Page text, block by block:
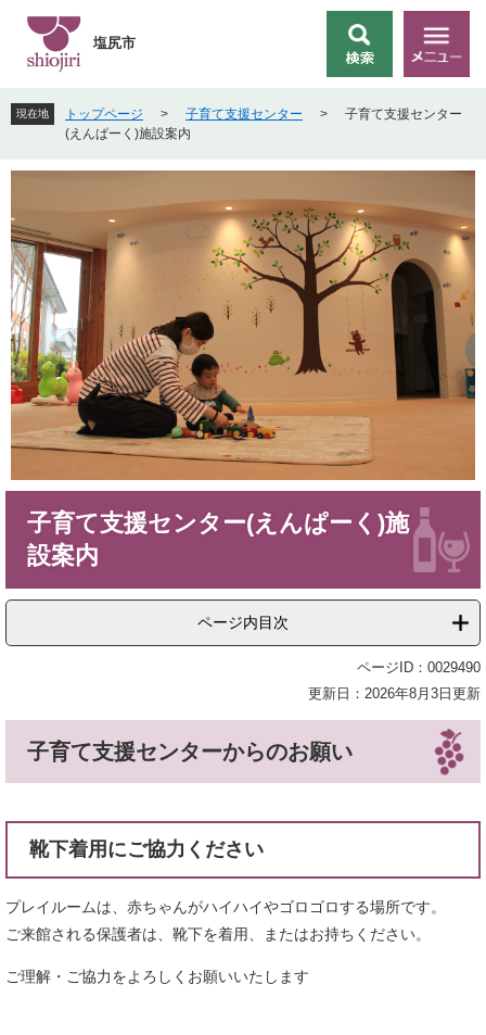
先
頭
す
を
飛
し
本
文
へ
索
メ
ニ
ー
塩尻市
現在地 トップページ > 子育て支援センター >
子育て支援センター
(えんぱーく)施設案内
子育て支援センター(えんぱーく)施
設案内
ページ内目次
ページID：0029490
更新日：2026年8月3日更新
子育て支援センターからのお願い
靴下着用にご協力ください
プレイルームは、赤ちゃんがハイハイやゴロゴロする場所です。
ご来館される保護者は、靴下を着用、またはお持ちください。
ご理解・ご協力をよろしくお願いいたします